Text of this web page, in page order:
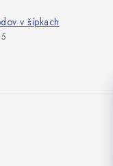
v šípkach